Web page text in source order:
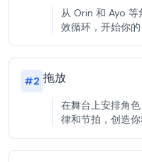
从 Orin 和 Ayo
效循环，开始你
#2 拖放
在舞台上安排角
律和节拍，创造你